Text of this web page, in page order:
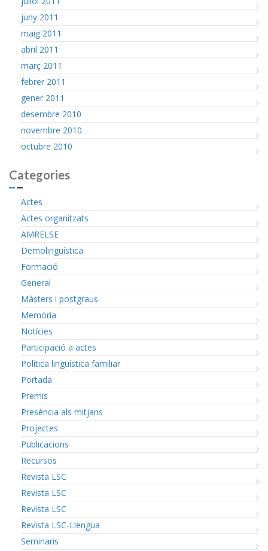
juny 2011
maig 2011
abril 2011
març 2011
febrer 2011
gener 2011
desembre 2010
novembre 2010
octubre 2010
Categories
Actes
Actes organitzats
AMRELSE
Demolingüística
Formació
General
Màsters i postgraus
Memòria
Notícies
Participació a actes
Política lingüística familiar
Portada
Premis
Presència als mitjans
Projectes
Publicacions
Recursos
Revista LSC
Revista LSC
Revista LSC
Revista LSC-Llengua
Seminaris